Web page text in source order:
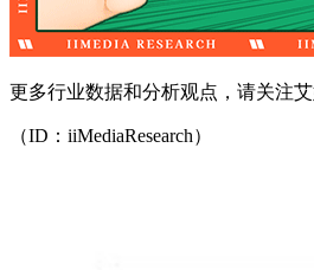
更多行业数据和分析观点，请关注
（ID：iiMediaResearch）